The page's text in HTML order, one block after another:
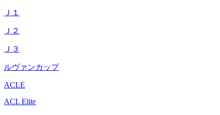
Ｊ１
Ｊ２
Ｊ３
ルヴァンカップ
ACLE
ACL Elite